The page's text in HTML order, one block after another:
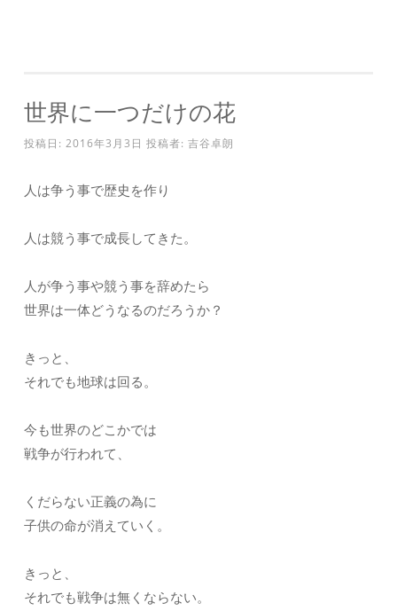
世界に一つだけの花
投稿日: 2016年3月3日 投稿者: 吉谷卓朗
人は争う事で歴史を作り
人は競う事で成長してきた。
人が争う事や競う事を辞めたら
世界は一体どうなるのだろうか？
きっと、
それでも地球は回る。
今も世界のどこかでは
戦争が行われて、
くだらない正義の為に
子供の命が消えていく。
きっと、
それでも戦争は無くならない。